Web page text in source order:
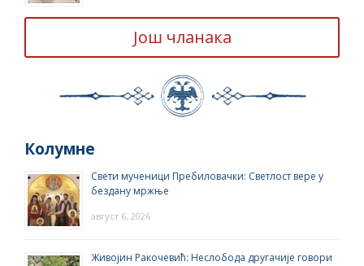
Још чланака
Колумне
Свети мученици Пребиловачки: Светлост вере у
бездану мржње
август 6, 2026
Живојин Ракочевић: Неслобода другачије говори